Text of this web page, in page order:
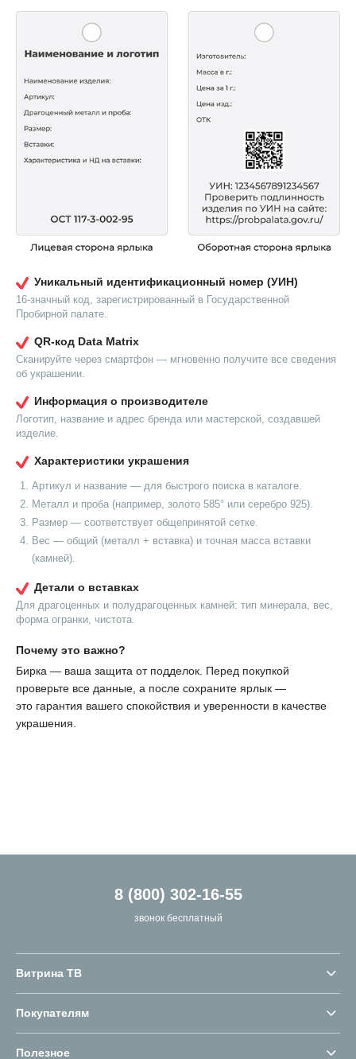
Уникальный идентификационный номер (УИН)
16-значный код, зарегистрированный в Государственной
Пробирной палате.
QR-код Data Matrix
Сканируйте через смартфон — мгновенно получите все сведения
об украшении.
Информация о производителе
Логотип, название и адрес бренда или мастерской, создавшей
изделие.
Характеристики украшения
Артикул и название — для быстрого поиска в каталоге.
Металл и проба (например, золото 585° или серебро 925).
Размер — соответствует общепринятой сетке.
Вес — общий (металл + вставка) и точная масса вставки
(камней).
Детали о вставках
Для драгоценных и полудрагоценных камней: тип минерала, вес,
форма огранки, чистота.
Почему это важно?
Бирка — ваша защита от подделок. Перед покупкой
проверьте все данные, а после сохраните ярлык —
это гарантия вашего спокойствия и уверенности в качестве
украшения.
8 (800) 302-16-55
звонок бесплатный
Витрина ТВ
Покупателям
Полезное